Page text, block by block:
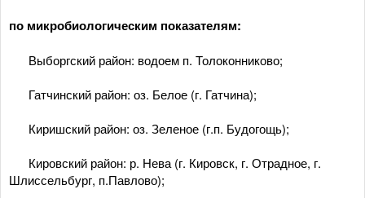
по микробиологическим показателям:
­ Выборгский район: водоем п. Толоконниково;
­ Гатчинский район: оз. Белое (г. Гатчина);
­ Киришский район: оз. Зеленое (г.п. Будогощь);
­ Кировский район: р. Нева (г. Кировск, г. Отрадное, г.
Шлиссельбург, п.Павлово);